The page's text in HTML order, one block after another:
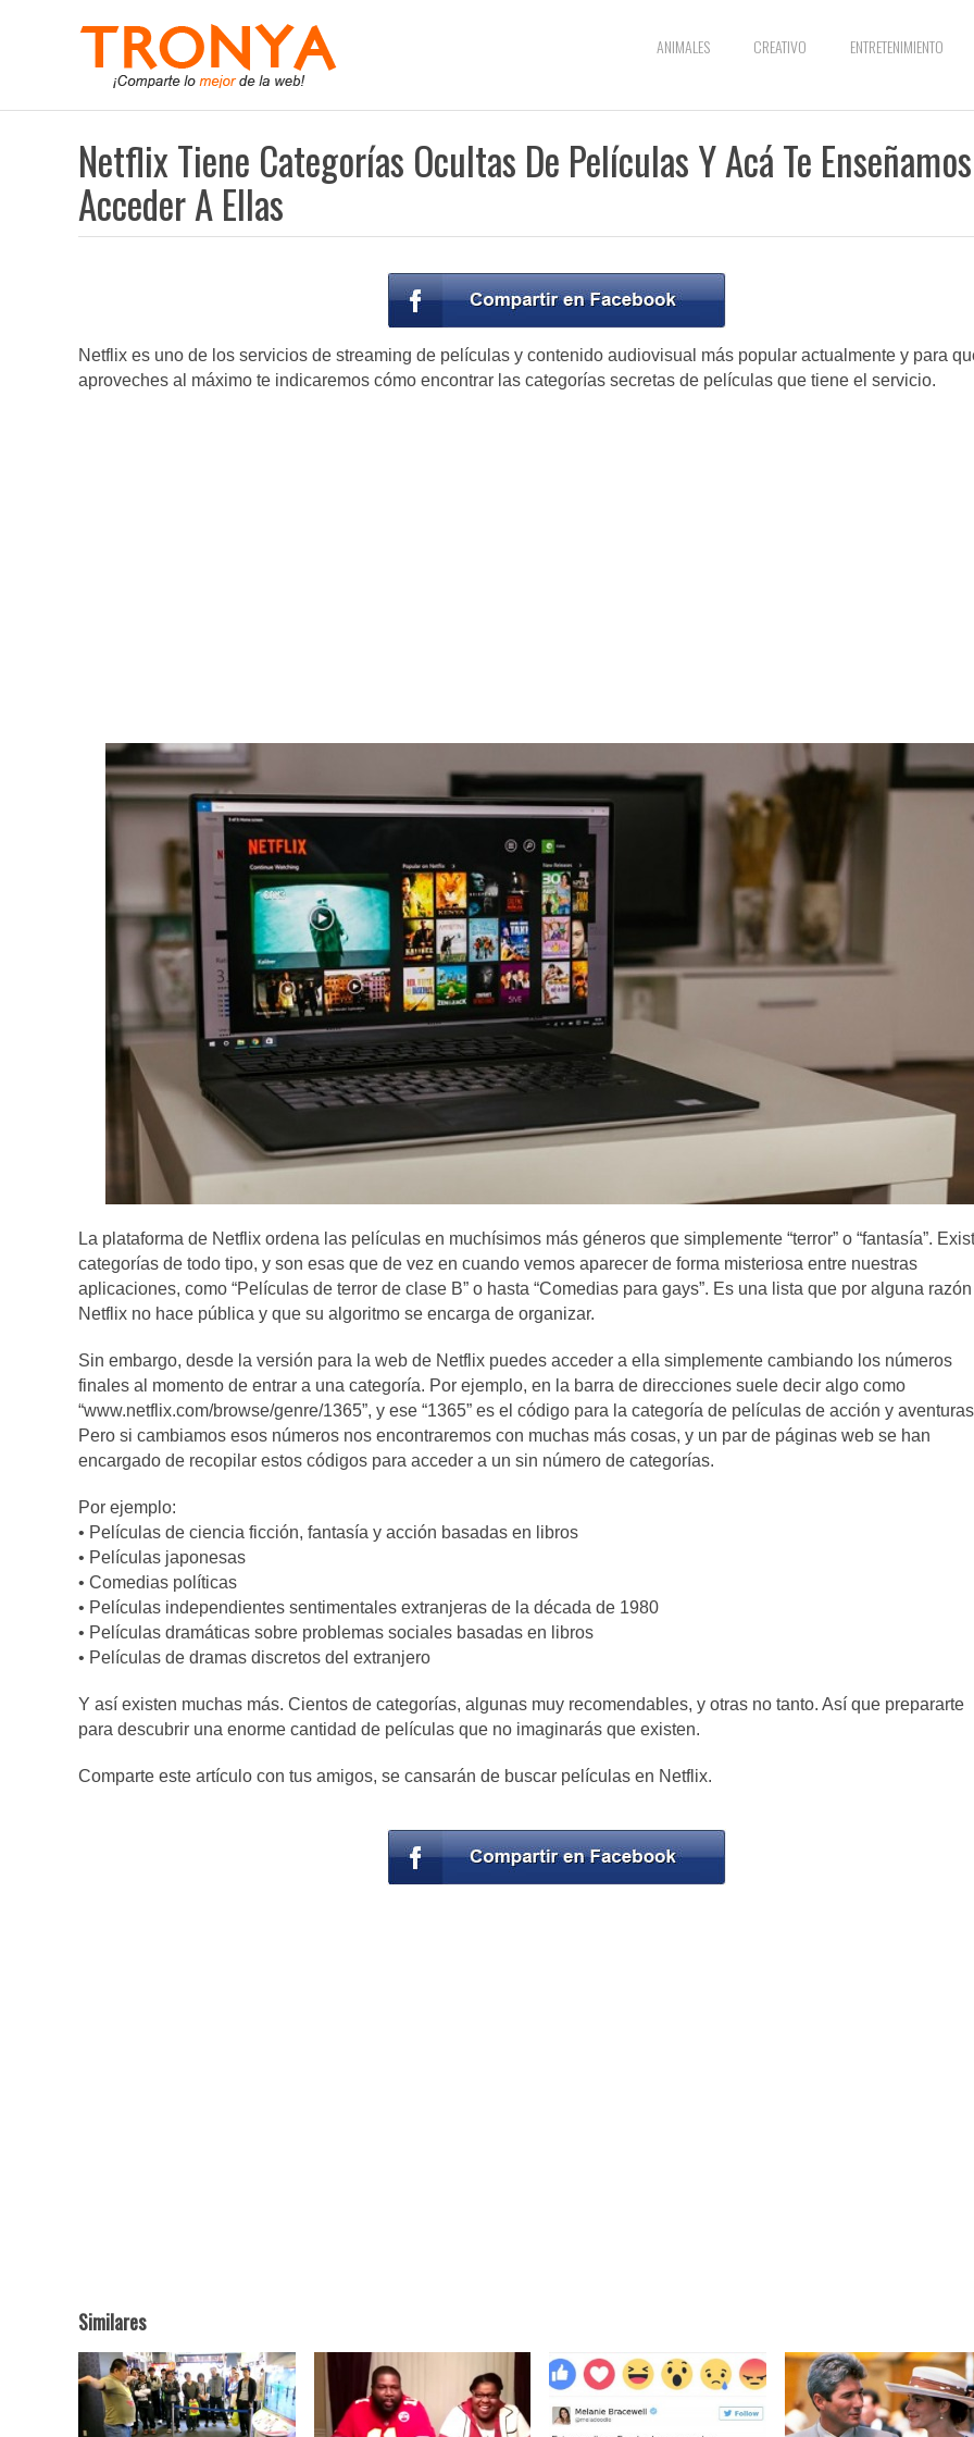
ANIMALES CREATIVO ENTRETENIMIENTO
Netflix Tiene Categorías Ocultas De Películas Y Acá Te
Acceder A Ellas
Netflix es uno de los servicios de streaming de películas y contenido audiovisual más popular actualmente y para
aproveches al máximo te indicaremos cómo encontrar las categorías secretas de películas que tiene el servicio.
La plataforma de Netflix ordena las películas en muchísimos más géneros que simplemente “terror” o “fantasía”.
categorías de todo tipo, y son esas que de vez en cuando vemos aparecer de forma misteriosa entre nuestras
aplicaciones, como “Películas de terror de clase B” o hasta “Comedias para gays”. Es una lista que por alguna razón
Netflix no hace pública y que su algoritmo se encarga de organizar.
Sin embargo, desde la versión para la web de Netflix puedes acceder a ella simplemente cambiando los números
finales al momento de entrar a una categoría. Por ejemplo, en la barra de direcciones suele decir algo como
“www.netflix.com/browse/genre/1365”, y ese “1365” es el código para la categoría de películas de acción y
Pero si cambiamos esos números nos encontraremos con muchas más cosas, y un par de páginas web se han
encargado de recopilar estos códigos para acceder a un sin número de categorías.
Por ejemplo:
• Películas de ciencia ficción, fantasía y acción basadas en libros
• Películas japonesas
• Comedias políticas
• Películas independientes sentimentales extranjeras de la década de 1980
• Películas dramáticas sobre problemas sociales basadas en libros
• Películas de dramas discretos del extranjero
Y así existen muchas más. Cientos de categorías, algunas muy recomendables, y otras no tanto. Así que prepararte
para descubrir una enorme cantidad de películas que no imaginarás que existen.
Comparte este artículo con tus amigos, se cansarán de buscar películas en Netflix.
Similares